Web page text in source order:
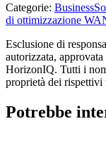
Categorie: Business
di ottimizzazione
Esclusione di
autorizzata,
HorizonIQ. Tutti i
proprietà dei rispettivi
Potrebbe